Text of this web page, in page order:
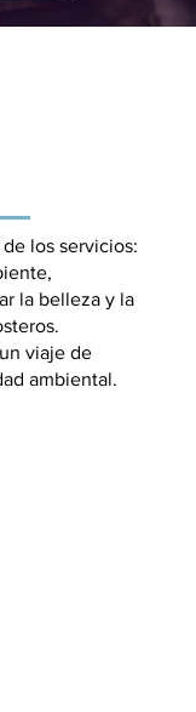
los servicios:
la belleza y la
viaje de
ambiental.